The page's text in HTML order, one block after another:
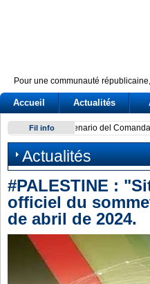
Pour une communauté
Accueil Actualités
Fil info Prince Hisahito
Actualités
#PALESTINE :
officiel du
de abril de 2024.